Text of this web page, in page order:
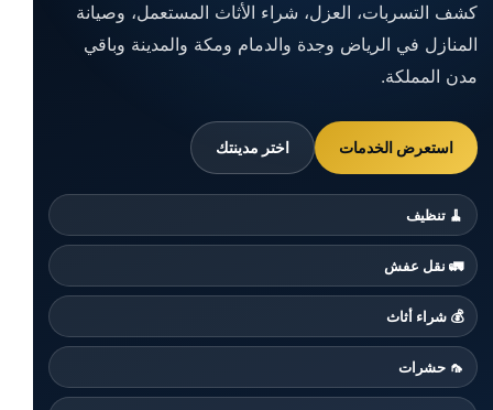
كشف التسربات، العزل، شراء الأثاث المستعمل، وصيانة
المنازل في الرياض وجدة والدمام ومكة والمدينة وباقي
مدن المملكة.
استعرض الخدمات اختر مدينتك
🧹 تنظيف
🚛 نقل عفش
💰 شراء أثاث
🦟 حشرات